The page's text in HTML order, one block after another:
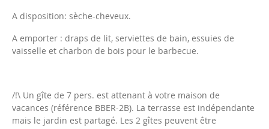
A disposition: sèche-cheveux.
A emporter : draps de lit, serviettes de bain, essuies de
vaisselle et charbon de bois pour le barbecue.
/!\ Un gîte de 7 pers. est attenant à votre maison de
vacances (référence BBER-2B). La terrasse est indépendante
mais le jardin est partagé. Les 2 gîtes peuvent être